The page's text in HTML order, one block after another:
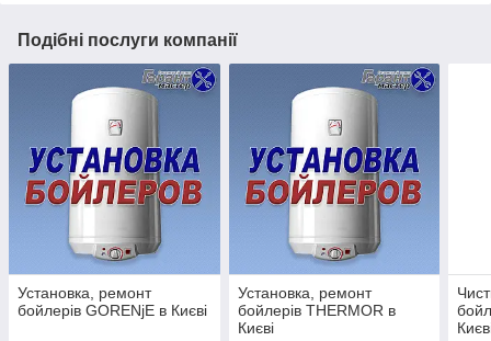
Подібні послуги компанії
Установка, ремонт
бойлерів GORENjE в Києві
Установка, ремонт
бойлерів THERMOR в
Києві